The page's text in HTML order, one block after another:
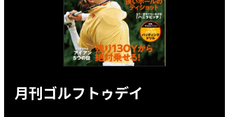
月刊ゴルフトゥデイ